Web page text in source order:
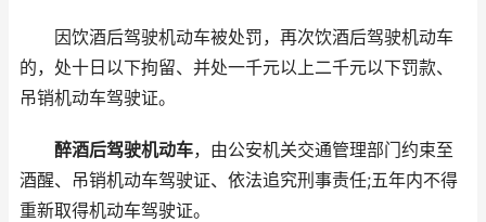
因饮酒后驾驶机动车被处罚，再次饮酒后驾驶机动车
的，处十日以下拘留、并处一千元以上二千元以下罚款、
吊销机动车驾驶证。
醉酒后驾驶机动车，由公安机关交通管理部门约束至
酒醒、吊销机动车驾驶证、依法追究刑事责任;五年内不得
重新取得机动车驾驶证。